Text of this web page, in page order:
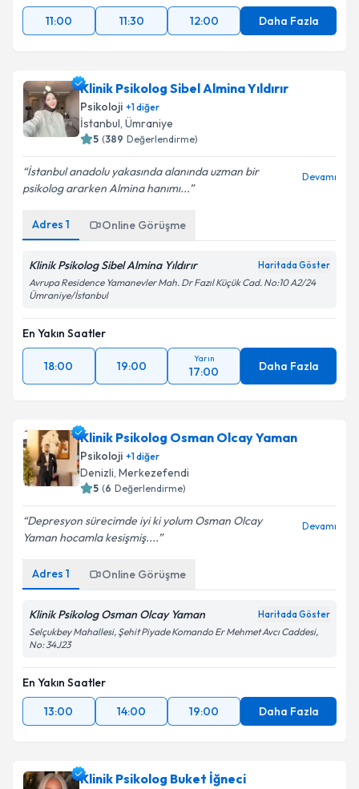
11:00
11:30 12:00 Daha Fazla
Klinik Psikolog Sibel Almina Yıldırır
Psikoloji +1diğer
İstanbul, Ümraniye
5 (389 Değerlendirme)
İstanbul anadolu yakasında alanında uzman bir
psikolog ararken Almina hanımı...
Devamı
Adres 1 Online Görüşme
Klinik Psikolog Sibel Almina Yıldırır Haritada Göster
Avrupa Residence Yamanevler Mah. Dr Fazıl Küçük Cad. No:10 A2/24
Ümraniye/İstanbul
En Yakın Saatler
18:00 19:00
Yarın
17:00 Daha Fazla
Klinik Psikolog Osman Olcay Yaman
Psikoloji +1diğer
Denizli, Merkezefendi
5 (6 Değerlendirme)
Depresyon sürecimde iyi ki yolum Osman Olcay
Yaman hocamla kesişmiş....
Devamı
Adres 1 Online Görüşme
Klinik Psikolog Osman Olcay Yaman Haritada Göster
Selçukbey Mahallesi, Şehit Piyade Komando Er Mehmet Avcı Caddesi,
No: 34J23
En Yakın Saatler
13:00
14:00 19:00 Daha Fazla
Klinik Psikolog Buket İğneci